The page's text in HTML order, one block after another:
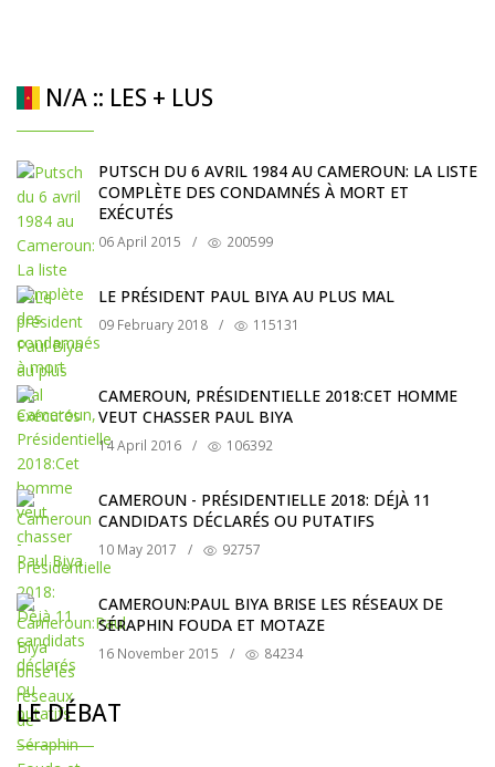
N/A :: LES + LUS
PUTSCH DU 6 AVRIL 1984 AU CAMEROUN: LA LISTE
COMPLÈTE DES CONDAMNÉS À MORT ET
EXÉCUTÉS
06 April 2015 / 200599
LE PRÉSIDENT PAUL BIYA AU PLUS MAL
09 February 2018 / 115131
CAMEROUN, PRÉSIDENTIELLE 2018:CET HOMME
VEUT CHASSER PAUL BIYA
14 April 2016 / 106392
CAMEROUN - PRÉSIDENTIELLE 2018: DÉJÀ 11
CANDIDATS DÉCLARÉS OU PUTATIFS
10 May 2017 / 92757
CAMEROUN:PAUL BIYA BRISE LES RÉSEAUX DE
SÉRAPHIN FOUDA ET MOTAZE
16 November 2015 / 84234
LE DÉBAT